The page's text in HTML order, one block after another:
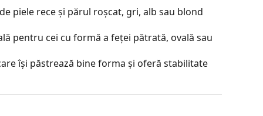
piele rece și părul roșcat, gri, alb sau blond
pentru cei cu formă a feței pătrată, ovală sau
își păstrează bine forma și oferă stabilitate
făcută întotdeauna de un optician cu